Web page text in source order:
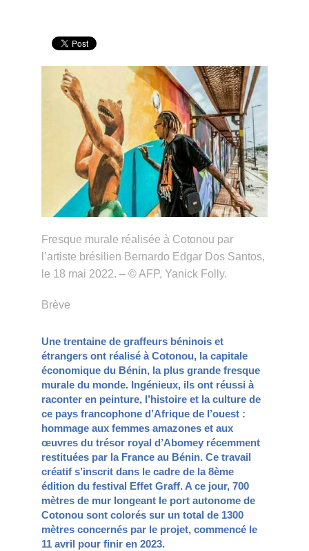
Fresque murale réalisée à Cotonou par
l’artiste brésilien Bernardo Edgar Dos Santos,
le 18 mai 2022. – © AFP, Yanick Folly.
Brève
Une trentaine de graffeurs béninois et
étrangers ont réalisé à Cotonou, la capitale
économique du Bénin, la plus grande fresque
murale du monde. Ingénieux, ils ont réussi à
raconter en peinture, l’histoire et la culture de
ce pays francophone d’Afrique de l’ouest :
hommage aux femmes amazones et aux
œuvres du trésor royal d’Abomey récemment
restituées par la France au Bénin. Ce travail
créatif s’inscrit dans le cadre de la 8ème
édition du festival Effet Graff. A ce jour, 700
mètres de mur longeant le port autonome de
Cotonou sont colorés sur un total de 1300
mètres concernés par le projet, commencé le
11 avril pour finir en 2023.